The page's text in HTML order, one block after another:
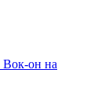
Вок-он на